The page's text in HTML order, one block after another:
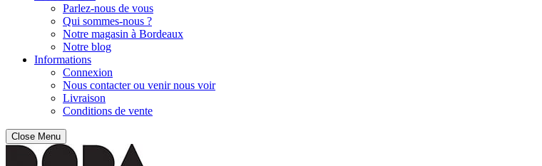
Parlez-nous de vous
Qui sommes-nous ?
Notre magasin à Bordeaux
Notre blog
Informations
Connexion
Nous contacter ou venir nous voir
Livraison
Conditions de vente
Close Menu